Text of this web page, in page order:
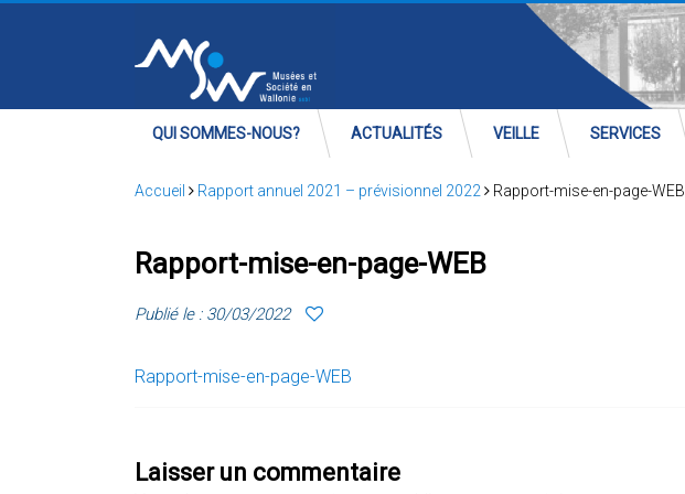
QUI SOMMES-NOUS? ACTUALITÉS VEILLE SERVICES
Accueil Rapport annuel 2021 – prévisionnel 2022 Rapport-mise-en-page-WEB
Rapport-mise-en-page-WEB
Publié le : 30/03/2022
Rapport-mise-en-page-WEB
Laisser un commentaire